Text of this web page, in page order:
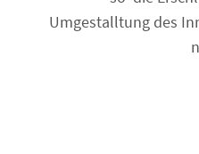
Umgestalltung des